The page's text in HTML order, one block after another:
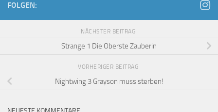
FOLGEN:
NÄCHSTER BEITRAG
Strange 1 Die Oberste Zauberin
VORHERIGER BEITRAG
Nightwing 3 Grayson muss sterben!